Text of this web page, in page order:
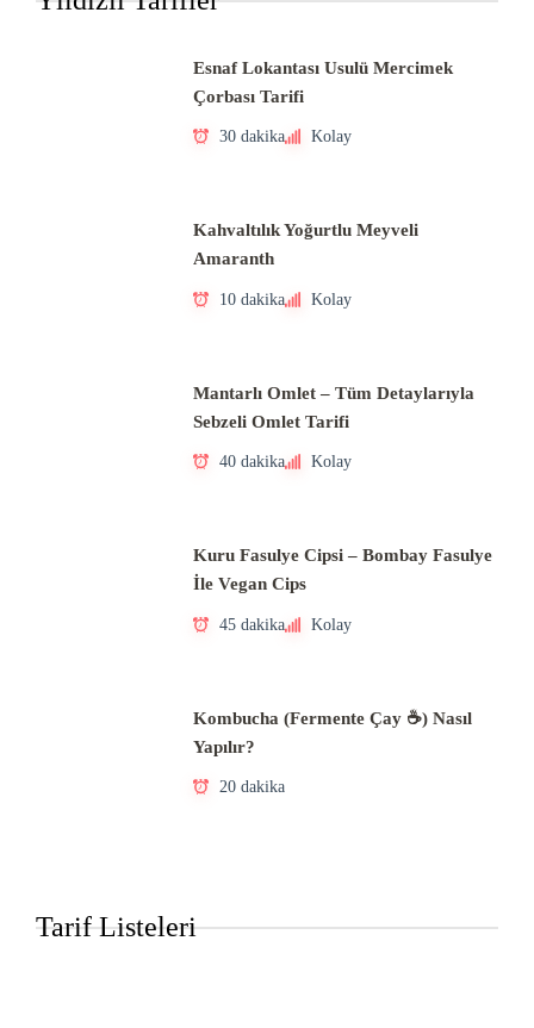
Esnaf Lokantası Usulü Mercimek
Çorbası Tarifi
30 dakika Kolay
Kahvaltılık Yoğurtlu Meyveli
Amaranth
10 dakika Kolay
Mantarlı Omlet – Tüm Detaylarıyla
Sebzeli Omlet Tarifi
40 dakika Kolay
Kuru Fasulye Cipsi – Bombay Fasulye
İle Vegan Cips
45 dakika Kolay
Kombucha (Fermente Çay ☕) Nasıl
Yapılır?
20 dakika
Tarif Listeleri